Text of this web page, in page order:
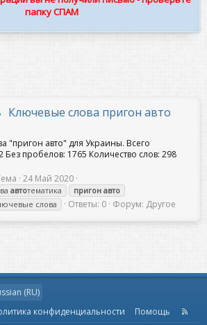
папку СПАМ
Ключевые слова пригон авто
"пригон авто" для Украины. Всего
Без пробелов: 1765 Количество слов: 298
24 Май 2020
автотематика пригон авто
слова Ответы: 0 Форум: Другое
(RU)
конфиденциальности Помощь
R